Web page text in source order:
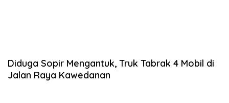
Diduga Sopir Mengantuk, Truk Tabrak 4 Mobil di
Jalan Raya Kawedanan